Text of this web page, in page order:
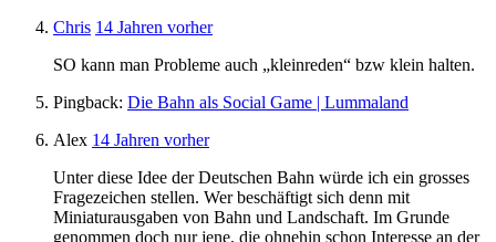
Chris 14 Jahren vorher
SO kann man Probleme auch „kleinreden“ bzw klein halten.
Pingback: Die Bahn als Social Game | Lummaland
Alex 14 Jahren vorher
Unter diese Idee der Deutschen Bahn würde ich ein grosses
Fragezeichen stellen. Wer beschäftigt sich denn mit
Miniaturausgaben von Bahn und Landschaft. Im Grunde
genommen doch nur jene, die ohnehin schon Interesse an der